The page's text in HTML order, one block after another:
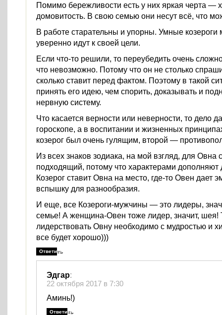
Помимо бережливости есть у них яркая черта —
домовитость. В свою семью они несут всё, что
В работе старательны и упорны. Умные козероги
уверенно идут к своей цели.
Если что-то решили, то переубедить очень
что невозможно. Потому что он не столько
сколько ставит перед фактом. Поэтому в такой
принять его идею, чем спорить, доказывать и
нервную систему.
Что касается верности или неверности, то дело
гороскопе, а в воспитании и жизненных
козерог был очень гулящим, второй —
Из всех знаков зодиака, на мой взгляд, для Овна
подходящий, потому что характерами дополняют
Козерог ставит Овна на место, где-то Овен дает
вспышку для разнообразия.
И еще, все Козероги-мужчины — это лидеры,
семье! А женщина-Овен тоже лидер, значит, шея!
лидерствовать Овну необходимо с мудростью и
все будет хорошо)))
Ответить
Эдгар:
22 октября 2017 в 7:30
Аминь!)
Ответить